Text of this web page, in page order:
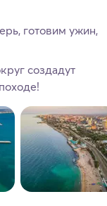
готовим ужин,
создадут